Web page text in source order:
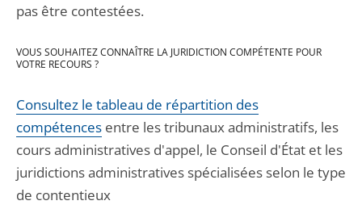
pas être contestées.
VOUS SOUHAITEZ CONNAÎTRE LA JURIDICTION COMPÉTENTE POUR
VOTRE RECOURS ?
Consultez le tableau de répartition des
compétences entre les tribunaux administratifs, les
cours administratives d'appel, le Conseil d'État et les
juridictions administratives spécialisées selon le type
de contentieux